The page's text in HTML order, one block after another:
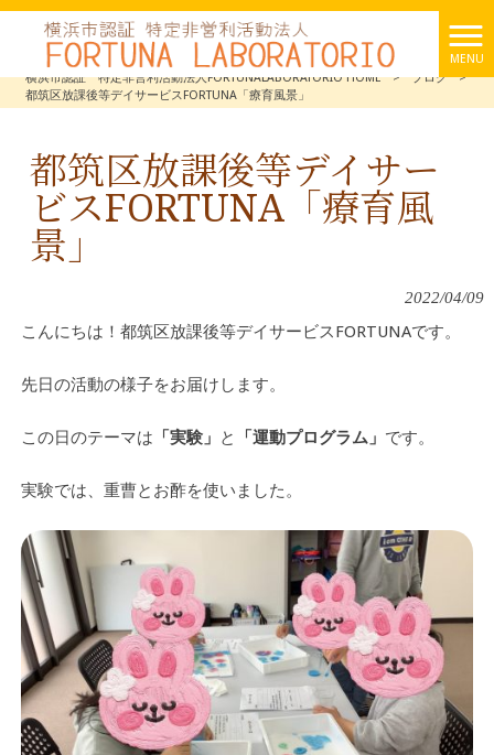
MENU
横浜市認証 特定非営利活動法人FORTUNALABORATORIO HOME
> ブログ
>
都筑区放課後等デイサービスFORTUNA「療育風景」
都筑区放課後等デイサー
ビスFORTUNA「療育風
景」
2022/04/09
こんにちは！都筑区放課後等デイサービスFORTUNAです。
先日の活動の様子をお届けします。
この日のテーマは 「実験」 と 「運動プログラム」 です。
実験では、重曹とお酢を使いました。